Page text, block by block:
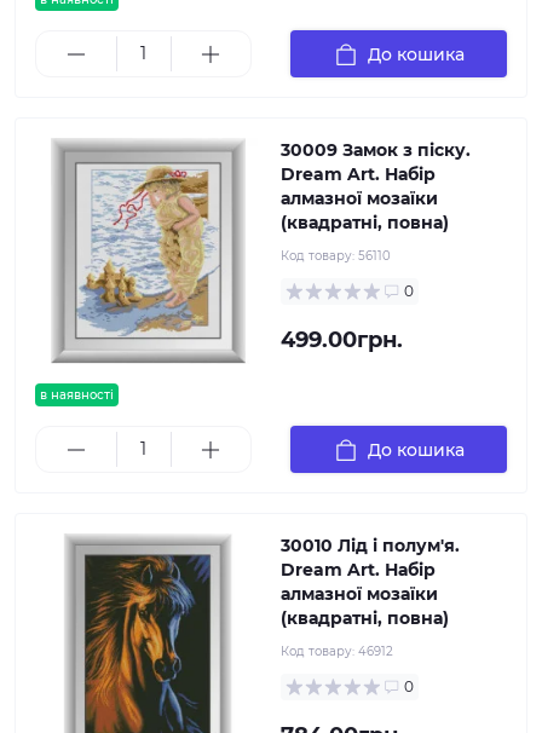
До кошика
в наявності
30009 Замок з піску.
Dream Art. Набір
алмазної мозаїки
(квадратні, повна)
Код товару: 56110
0
499.00грн.
До кошика
30010 Лід і полум'я.
Dream Art. Набір
алмазної мозаїки
(квадратні, повна)
Код товару: 46912
0